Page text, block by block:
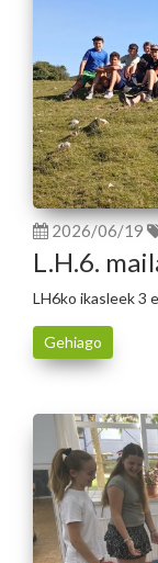
2026/06/19
L.H.6.
LH6ko ikasleek 3
Gehiago